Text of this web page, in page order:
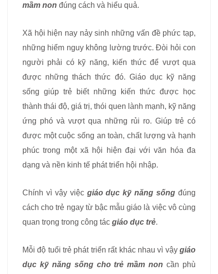
mầm non đúng cách và hiểu quả.
Xã hội hiện nay nảy sinh những vấn đề phức tạp,
những hiểm nguy không lường trước. Đòi hỏi con
người phải có kỹ năng, kiến thức để vượt qua
được những thách thức đó. Giáo dục kỹ năng
sống giúp trẻ biết những kiến thức được học
thành thái độ, giá trị, thói quen lành mạnh, kỹ năng
ứng phó và vượt qua những rủi ro. Giúp trẻ có
được một cuộc sống an toàn, chất lượng và hạnh
phúc trong một xã hội hiện đại với văn hóa đa
dạng và nền kinh tế phát triển hội nhập.
Chính vì vậy việc giáo dục kỹ năng sốngđúng
cách cho trẻ ngay từ bậc mẫu giáo là việc vô cùng
quan trọng trong công tác giáo dục trẻ.
Mỗi độ tuổi trẻ phát triển rất khác nhau vì vậy giáo
dục kỹ năng sống cho trẻ mầm non cần phù